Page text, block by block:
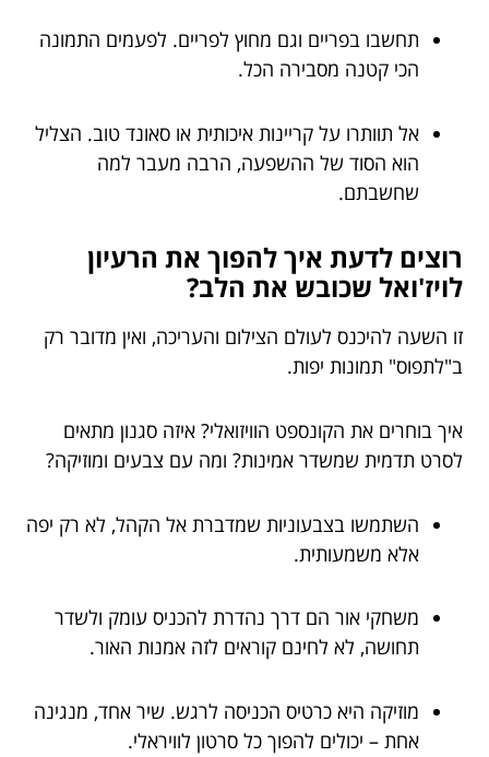
תחשבו בפריים וגם מחוץ לפריים. לפעמים התמונה
הכי קטנה מסבירה הכל.
אל תוותרו על קריינות איכותית או סאונד טוב. הצליל
הוא הסוד של ההשפעה, הרבה מעבר למה
שחשבתם.
רוצים לדעת איך להפוך את הרעיון
לויז'ואל שכובש את הלב?
זו השעה להיכנס לעולם הצילום והעריכה, ואין מדובר רק
ב"לתפוס" תמונות יפות.
איך בוחרים את הקונספט הוויזואלי? איזה סגנון מתאים
לסרט תדמית שמשדר אמינות? ומה עם צבעים ומוזיקה?
השתמשו בצבעוניות שמדברת אל הקהל, לא רק יפה
אלא משמעותית.
משחקי אור הם דרך נהדרת להכניס עומק ולשדר
תחושה, לא לחינם קוראים לזה אמנות האור.
מוזיקה היא כרטיס הכניסה לרגש. שיר אחד, מנגינה
אחת – יכולים להפוך כל סרטון לוויראלי.